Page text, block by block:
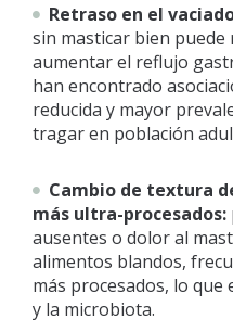
Retraso en el
sin masticar bien puede
aumentar el reflujo
han encontrado
reducida y mayor
tragar en población
Cambio de textura
más ultra-procesados:
ausentes o dolor al
alimentos blandos,
más procesados, lo
y la microbiota.